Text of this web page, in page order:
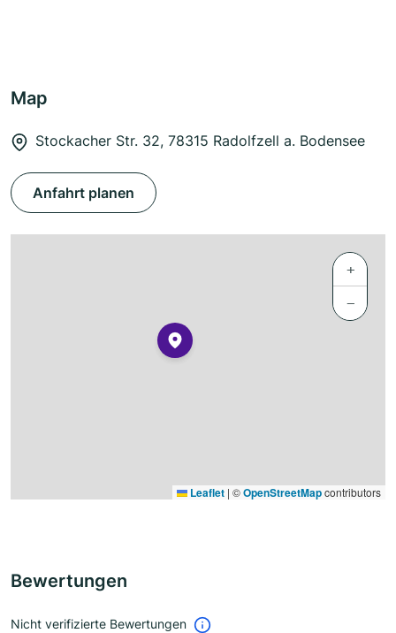
Map
Stockacher Str. 32, 78315 Radolfzell a. Bodensee
Anfahrt planen
+
−
Leaflet | ©OpenStreetMapcontributors
Bewertungen
Nicht verifizierte Bewertungen